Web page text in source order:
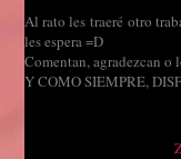
Al rato les traeré otro
les espera =D
Comentan, agradezcan o
Y COMO SIEMPRE,